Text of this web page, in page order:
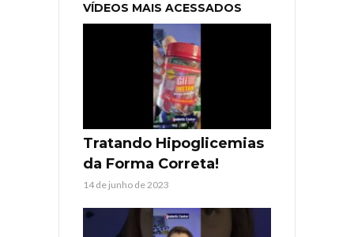
VÍDEOS MAIS ACESSADOS
Tratando Hipoglicemias
da Forma Correta!
14 de junho de 2023